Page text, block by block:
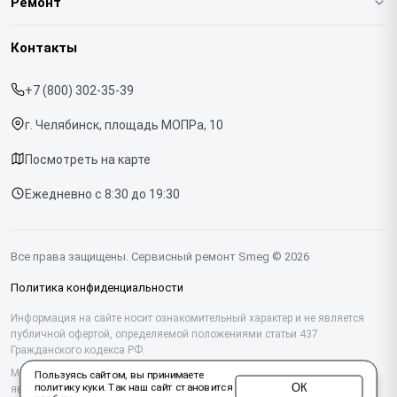
Срочный ремонт
Доставка и способы оплаты
Диагностика
Контакты
Кофемашин
Винных шкафов
Вакууматоров
Вытяжек
Миксеров
Контакты
+7 (800) 302-35-39
г. Челябинск, площадь МОПРа, 10
Посмотреть на карте
Ежедневно с 8:30 до 19:30
Все права защищены. Сервисный ремонт Smeg © 2026
Политика конфиденциальности
Информация на сайте носит ознакомительный характер и не является
публичной офертой, определяемой положениями статьи 437
Гражданского кодекса РФ.
Мы специализируемся на обслуживании и ремонте техники Smeg, но не
являемся их официальным представителем. Предоставляем
Пользуясь сайтом, вы принимаете
политику куки. Так наш сайт становится
ОК